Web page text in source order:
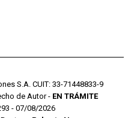
S.A. CUIT: 33-71448833-9
de Autor - EN TRÁMITE
- 07/08/2026